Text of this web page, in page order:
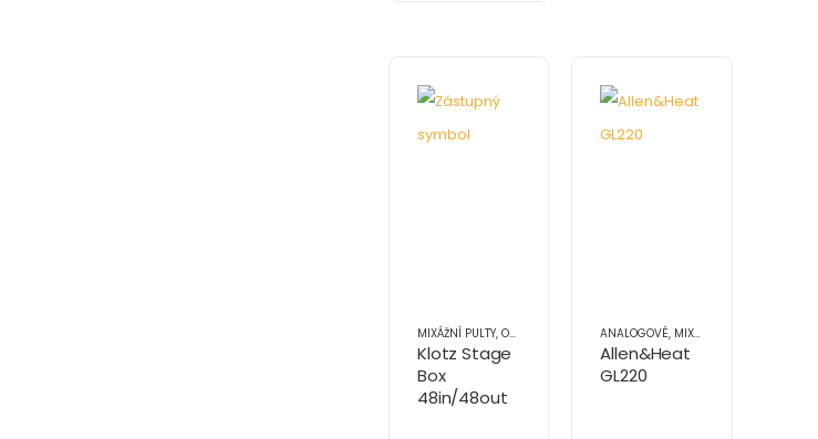
MIXÁŽNÍ PULTY, OZVUČOVACÍ TECHNIKA ,PŘÍSLUŠENSTVÍ (OT)
Klotz Stage
Box
48in/48out
ANALOGOVÉ, MIXÁŽNÍ PULTY
Allen&Heat
GL220